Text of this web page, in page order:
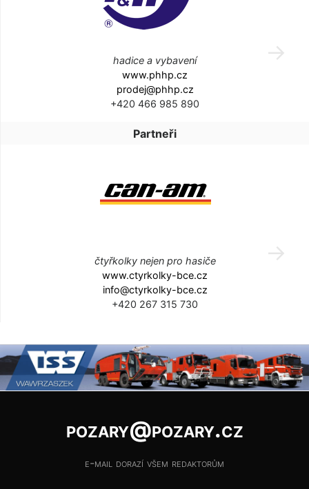
hadice a vybavení
www.phhp.cz
prodej@phhp.cz
+420 466 985 890
Partneři
čtyřkolky nejen pro hasiče
www.ctyrkolky-bce.cz
info@ctyrkolky-bce.cz
+420 267 315 730
pozary@pozary.cz
e-mail dorazí všem redaktorům